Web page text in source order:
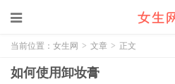
当前位置： 女生网 > 文章 > 正文
如何使用卸妆膏